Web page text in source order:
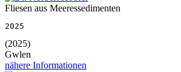
Fliesen aus Meeressedimenten
2025
(2025)
Gwlen
nähere Informationen